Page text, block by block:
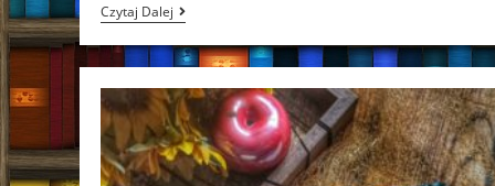
Czytaj DalejShadow
Reaper.
Grabieżcy
Magii
Noni